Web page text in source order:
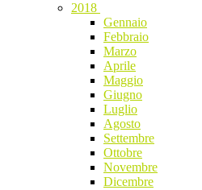
2018
Gennaio
Febbraio
Marzo
Aprile
Maggio
Giugno
Luglio
Agosto
Settembre
Ottobre
Novembre
Dicembre